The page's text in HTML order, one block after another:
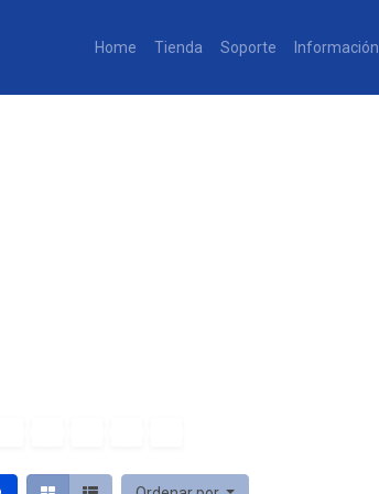
Home Tienda Soporte Información